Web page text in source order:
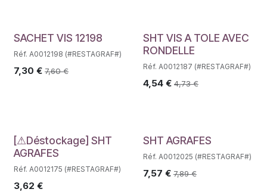
SACHET VIS 12198
Réf. A0012198 (#RESTAGRAF#)
7,30 € 7,60€
SHT VIS A TOLE AVEC
RONDELLE
Réf. A0012187 (#RESTAGRAF#)
4,54€ 4,73€
Déstockage
[⚠Déstockage] SHT
AGRAFES
Réf. A0012175 (#RESTAGRAF#)
3,62 €
SHT AGRAFES
Réf. A0012025 (#RESTAGRAF#)
7,57 € 7,89€